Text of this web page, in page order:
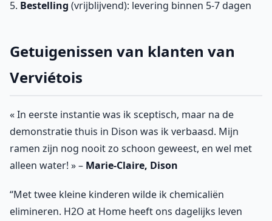
5. Bestelling (vrijblijvend): levering binnen 5-7 dagen
Getuigenissen van klanten van
Verviétois
« In eerste instantie was ik sceptisch, maar na de
demonstratie thuis in Dison was ik verbaasd. Mijn
ramen zijn nog nooit zo schoon geweest, en wel met
alleen water! » – Marie-Claire, Dison
“Met twee kleine kinderen wilde ik chemicaliën
elimineren. H2O at Home heeft ons dagelijks leven